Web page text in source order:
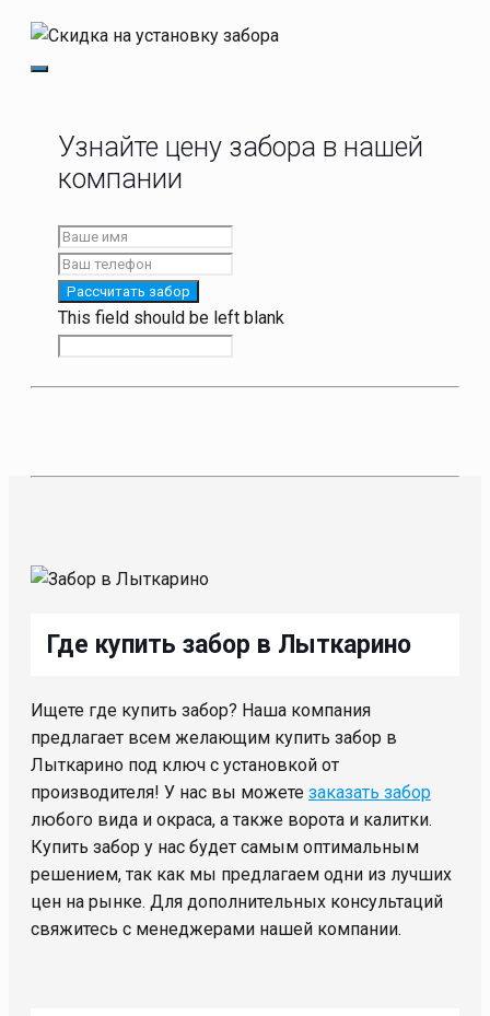
Узнайте цену забора в нашей
компании
Рассчитать забор
This field should be left blank
Где купить забор в Лыткарино
Ищете где купить забор? Наша компания
предлагает всем желающим купить забор в
Лыткарино под ключ с установкой от
производителя! У нас вы можете заказать забор
любого вида и окраса, а также ворота и калитки.
Купить забор у нас будет самым оптимальным
решением, так как мы предлагаем одни из лучших
цен на рынке. Для дополнительных консультаций
свяжитесь с менеджерами нашей компании.